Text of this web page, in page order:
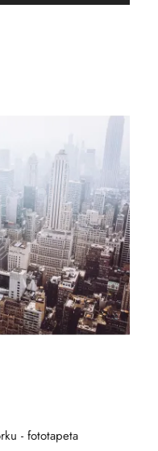
- fototapeta